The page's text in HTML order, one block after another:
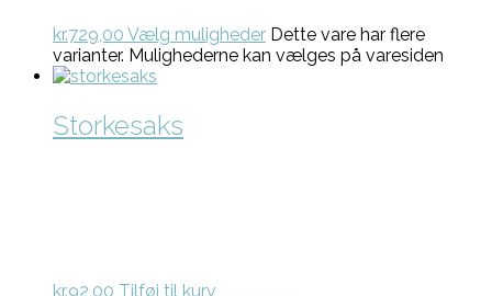
kr.729,00 Vælg muligheder Dette vare har flere
varianter. Mulighederne kan vælges på varesiden
Storkesaks
kr.92,00 Tilføj til kurv